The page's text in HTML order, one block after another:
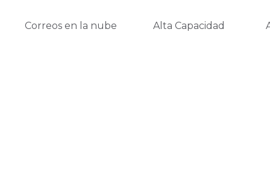
Correos en la nube Alta Capacidad